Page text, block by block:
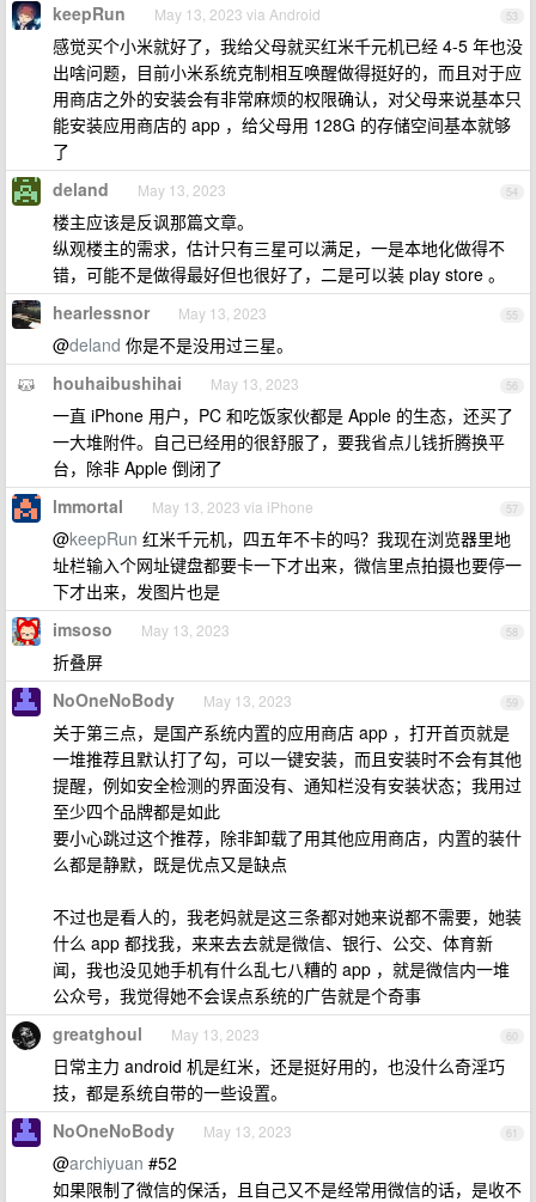
53
keepRun May 13, 2023 via Android
感觉买个小米就好了，我给父母就买红米千元机已经 4-5 年也没
出啥问题，目前小米系统克制相互唤醒做得挺好的，而且对于应
用商店之外的安装会有非常麻烦的权限确认，对父母来说基本只
能安装应用商店的 app ，给父母用 128G 的存储空间基本就够
了
54
deland May 13, 2023
楼主应该是反讽那篇文章。
纵观楼主的需求，估计只有三星可以满足，一是本地化做得不
错，可能不是做得最好但也很好了，二是可以装 play store 。
55
hearlessnor May 13, 2023
@deland 你是不是没用过三星。
56
houhaibushihai May 13, 2023
一直 iPhone 用户，PC 和吃饭家伙都是 Apple 的生态，还买了
一大堆附件。自己已经用的很舒服了，要我省点儿钱折腾换平
台，除非 Apple 倒闭了
57
lmmortal May 13, 2023 via iPhone
@keepRun 红米千元机，四五年不卡的吗？我现在浏览器里地
址栏输入个网址键盘都要卡一下才出来，微信里点拍摄也要停一
下才出来，发图片也是
58
imsoso May 13, 2023
折叠屏
59
NoOneNoBody May 13, 2023
关于第三点，是国产系统内置的应用商店 app ，打开首页就是
一堆推荐且默认打了勾，可以一键安装，而且安装时不会有其他
提醒，例如安全检测的界面没有、通知栏没有安装状态；我用过
至少四个品牌都是如此
要小心跳过这个推荐，除非卸载了用其他应用商店，内置的装什
么都是静默，既是优点又是缺点
不过也是看人的，我老妈就是这三条都对她来说都不需要，她装
什么 app 都找我，来来去去就是微信、银行、公交、体育新
闻，我也没见她手机有什么乱七八糟的 app ，就是微信内一堆
公众号，我觉得她不会误点系统的广告就是个奇事
60
greatghoul May 13, 2023
日常主力 android 机是红米，还是挺好用的，也没什么奇淫巧
技，都是系统自带的一些设置。
61
NoOneNoBody May 13, 2023
@archiyuan #52
如果限制了微信的保活，且自己又不是经常用微信的话，是收不